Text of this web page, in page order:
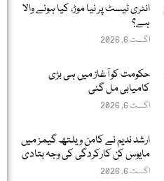
انٹری ٹیسٹ پر نیا موڑ، کیا ہونے والا
ہے؟
اگست 6, 2026
حکومت کو آغاز میں ہی بڑی
کامیابی مل گئی
اگست 6, 2026
ارشد ندیم نے کامن ویلتھ گیمز میں
مایوس کن کارکردگی کی وجہ بتادی
اگست 6, 2026